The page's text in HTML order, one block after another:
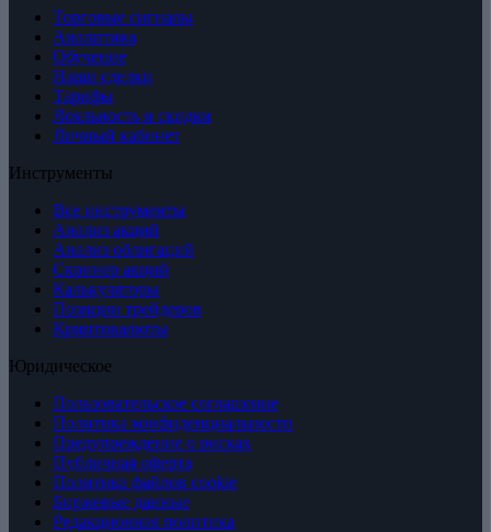
Торговые сигналы
Аналитика
Обучение
Наши сделки
Тарифы
Лояльность и скидки
Личный кабинет
Инструменты
Все инструменты
Анализ акций
Анализ облигаций
Скринер акций
Калькуляторы
Позиции трейдеров
Криптовалюты
Юридическое
Пользовательское соглашение
Политика конфиденциальности
Предупреждение о рисках
Публичная оферта
Политика файлов cookie
Биржевые данные
Редакционная политика